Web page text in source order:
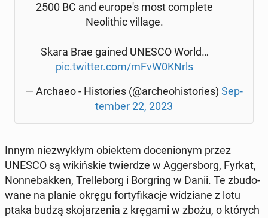
2500 BC and eu­ro­pe­'s most com­ple­te
Neo­li­thic village.
Skara Brae gained UNESCO World…
pic.twitter.com/mFvW0KNrls
— Archaeo - Hi­sto­ries (@ar­che­ohi­sto­ries) Sep­
tem­ber 22, 2023
Innym nie­zwy­kłym obiek­tem do­ce­nio­nym przez
UNESCO są wi­kiń­skie twier­dze w Ag­gers­borg, Fyrkat,
Non­ne­bak­ken, Trel­le­borg i Bor­gring w Danii. Te zbu­do­
wa­ne na planie okręgu for­ty­fi­ka­cje wi­dzia­ne z lotu
ptaka budzą sko­ja­rze­nia z kręgami w zbożu, o których